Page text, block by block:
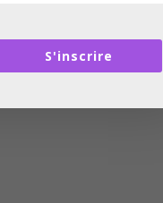
S'inscrire